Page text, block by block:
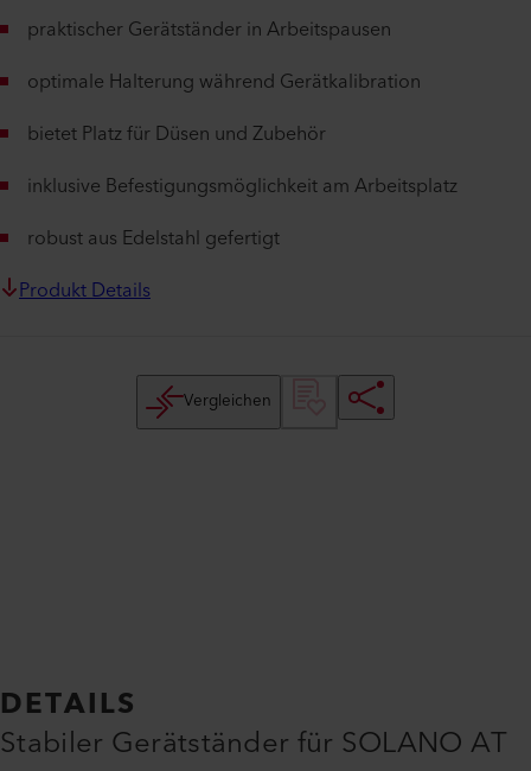
praktischer Gerätständer in Arbeitspausen
optimale Halterung während Gerätkalibration
bietet Platz für Düsen und Zubehör
inklusive Befestigungsmöglichkeit am Arbeitsplatz
robust aus Edelstahl gefertigt
Produkt Details
Vergleichen
DETAILS
Stabiler Gerätständer für SOLANO AT